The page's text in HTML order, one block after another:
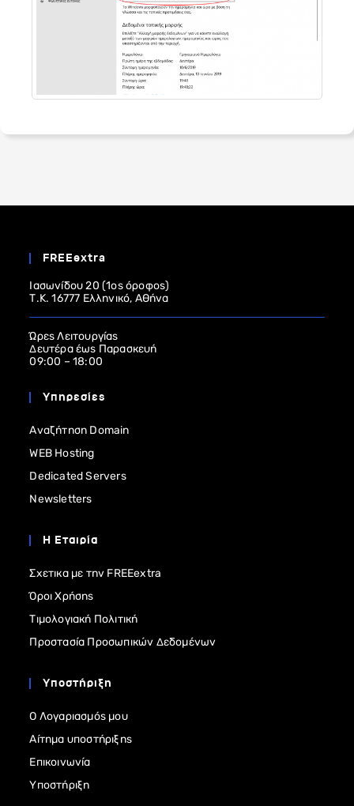
FREEextra
Ιασωνίδου 20 (1ος όροφος)
Τ.Κ. 16777 Ελληνικό, Αθήνα
Ώρες Λειτουργίας
Δευτέρα έως Παρασκευή
09:00 – 18:00
Υπηρεσίες
Αναζήτηση Domain
WEB Hosting
Dedicated Servers
Newsletters
Η Εταιρία
Σχετικα με την FREEextra
Όροι Χρήσης
Τιμολογιακή Πολιτική
Προστασία Προσωπικών Δεδομένων
Υποστήριξη
Ο Λογαριασμός μου
Αίτημα υποστήριξης
Επικοινωνία
Υποστήριξη